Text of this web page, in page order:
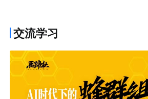
交流学习